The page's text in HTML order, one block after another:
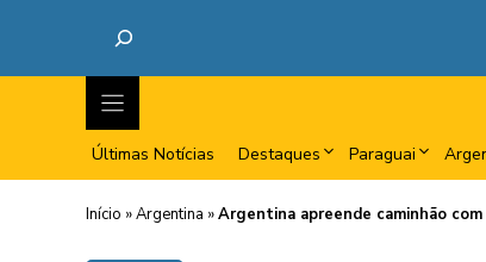
Últimas Notícias Destaques Paraguai
Início »Argentina »Argentina apreende caminhão